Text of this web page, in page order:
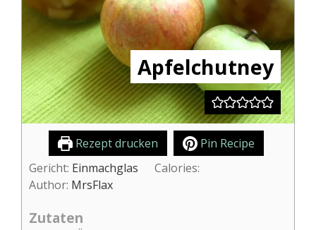
Apfelchutney
Rezept drucken
Pin Recipe
Gericht: Einmachglas
Calories:
Author: MrsFlax
Zutaten